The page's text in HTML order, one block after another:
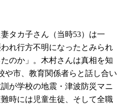
タカ子さん（当時53）は一
れ行方不明になったとみられ
のか」。木村さんは真相を知
や市、教育関係者らと話し合い
が学校の地震・津波防災マニ
時には児童生徒、そして全職